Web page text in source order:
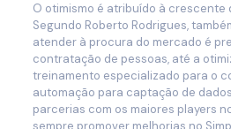
O otimismo é atribuído à crescente
Segundo Roberto Rodrigues,
atender à procura do mercado é
contratação de pessoas, até a
treinamento especializado para o
automação para captação de
parcerias com os maiores players